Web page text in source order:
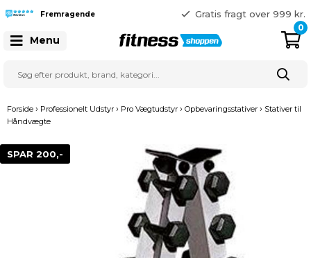
Gratis fragt over 999 kr.
41 128 128
Fremragende
Menu
0
Forside › Professionelt Udstyr › Pro Vægtudstyr › Opbevaringsstativer › Stativer til
Håndvægte
SPAR 200,-